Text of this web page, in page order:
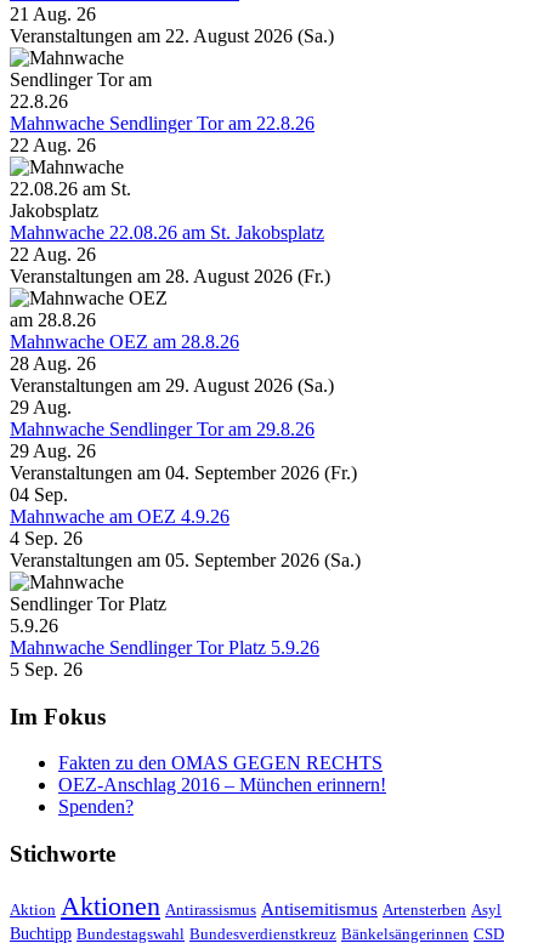
21 Aug. 26
Veranstaltungen am 22. August 2026 (Sa.)
Mahnwache Sendlinger Tor am 22.8.26
22 Aug. 26
Mahnwache 22.08.26 am St. Jakobsplatz
22 Aug. 26
Veranstaltungen am 28. August 2026 (Fr.)
Mahnwache OEZ am 28.8.26
28 Aug. 26
Veranstaltungen am 29. August 2026 (Sa.)
29 Aug.
Mahnwache Sendlinger Tor am 29.8.26
29 Aug. 26
Veranstaltungen am 04. September 2026 (Fr.)
04 Sep.
Mahnwache am OEZ 4.9.26
4 Sep. 26
Veranstaltungen am 05. September 2026 (Sa.)
Mahnwache Sendlinger Tor Platz 5.9.26
5 Sep. 26
Im Fokus
Fakten zu den OMAS GEGEN RECHTS
OEZ-Anschlag 2016 – München erinnern!
Spenden?
Stichworte
Aktion Aktionen Antirassismus Antisemitismus Artensterben Asyl
Buchtipp Bundestagswahl Bundesverdienstkreuz Bänkelsängerinnen CSD